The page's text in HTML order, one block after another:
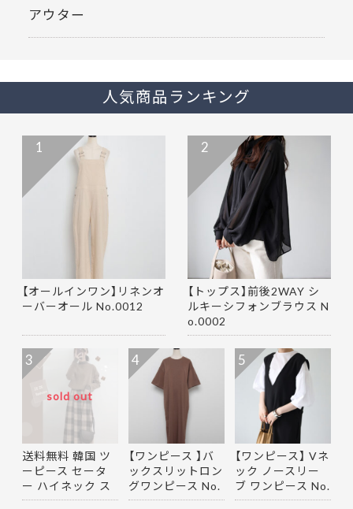
アウター
人気商品ランキング
【オールインワン】リネンオ
ーバーオール No.0012
1
【トップス】前後2WAY シ
ルキーシフォンブラウス N
o.0002
2
sold out
送料無料 韓国 ツ
ーピース セータ
ー ハイネック ス
カート…
3
【ワンピース 】バ
ックスリットロン
グワンピース No.
0001
4
【ワンピース】 Vネ
ック ノースリー
ブ ワンピース No.
0004
5